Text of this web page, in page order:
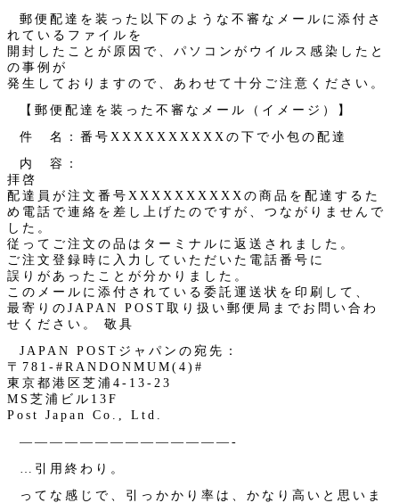
郵便配達を装った以下のような不審なメールに添付さ
れているファイルを
開封したことが原因で、パソコンがウイルス感染したと
の事例が
発生しておりますので、あわせて十分ご注意ください。
【郵便配達を装った不審なメール（イメージ）】
件 名：番号XXXXXXXXXXの下で小包の配達
内 容：
拝啓
配達員が注文番号XXXXXXXXXXの商品を配達するた
め電話で連絡を差し上げたのですが、つながりませんで
した。
従ってご注文の品はターミナルに返送されました。
ご注文登録時に入力していただいた電話番号に
誤りがあったことが分かりました。
このメールに添付されている委託運送状を印刷して、
最寄りのJAPAN POST取り扱い郵便局までお問い合わ
せください。 敬具
JAPAN POSTジャパンの宛先：
〒781-#RANDONMUM(4)#
東京都港区芝浦4-13-23
MS芝浦ビル13F
Post Japan Co., Ltd.
——————————————-
…引用終わり。
ってな感じで、引っかかり率は、かなり高いと思いま